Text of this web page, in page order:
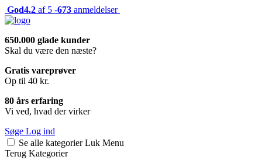
God4.2 af 5 -673 anmeldelser
650.000 glade kunder
Skal du være den næste?
Gratis vareprøver
Op til 40 kr.
80 års erfaring
Vi ved, hvad der virker
Søge Log ind
Se alle kategorier Luk Menu
Terug Kategorier